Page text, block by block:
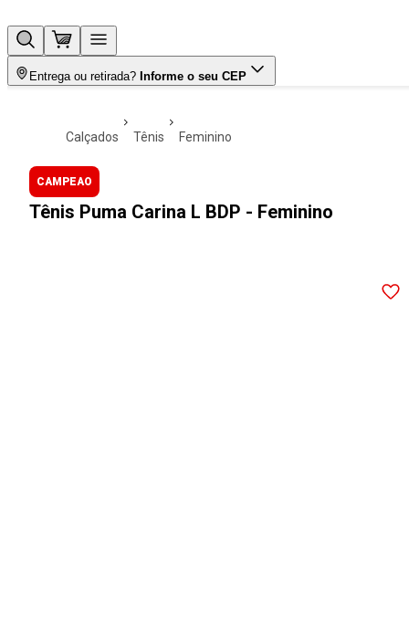
Entrega ou retirada? Informe o seu CEP
calçados tênis feminino
CAMPEAO
Tênis Puma Carina L BDP - Feminino